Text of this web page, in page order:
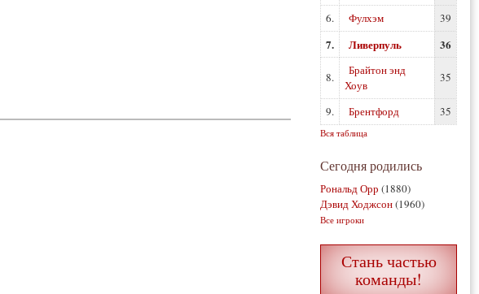
6.
Фулхэм 39
7. Ливерпуль 36
8.
Брайтон энд
Хоув
35
9. Брентфорд 35
Вся таблица
Сегодня родились
Рональд Орр (1880)
Дэвид Ходжсон(1960)
Все игроки
Стань частью
команды!